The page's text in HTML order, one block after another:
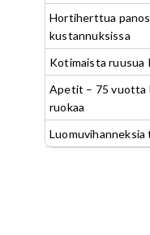
Hortiherttua
kustannuksissa
Kotimaista ruusua
Apetit – 75 vuotta
ruokaa
Luomuvihanneksia